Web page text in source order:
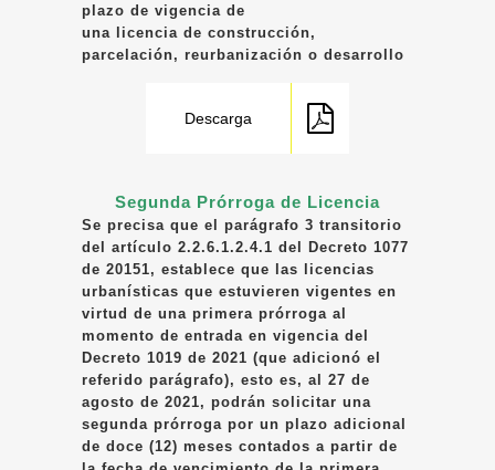
plazo de vigencia de
una licencia de construcción,
parcelación, reurbanización o desarrollo
Descarga
Segunda Prórroga de Licencia
Se precisa que el parágrafo 3 transitorio
del artículo 2.2.6.1.2.4.1 del Decreto 1077
de 20151, establece que las licencias
urbanísticas que estuvieren vigentes en
virtud de una primera prórroga al
momento de entrada en vigencia del
Decreto 1019 de 2021 (que adicionó el
referido parágrafo), esto es, al 27 de
agosto de 2021, podrán solicitar una
segunda prórroga por un plazo adicional
de doce (12) meses contados a partir de